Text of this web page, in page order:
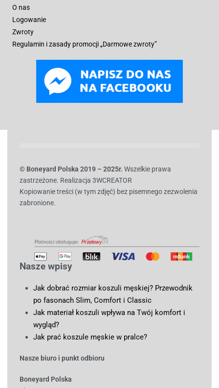
O nas
Logowanie
Zwroty
Regulamin i zasady promocji „Darmowe zwroty”
© Boneyard Polska 2019 – 2025r. Wszelkie prawa
zastrzeżone. Realizacja 3WCREATOR
Kopiowanie treści (w tym zdjęć) bez pisemnego zezwolenia
zabronione.
Nasze wpisy
Jak dobrać rozmiar koszuli męskiej? Przewodnik
po fasonach Slim, Comfort i Classic
Jak materiał koszuli wpływa na Twój komfort i
wygląd?
Jak prać koszule męskie w pralce?
Nasze biuro i punkt odbioru
Boneyard Polska